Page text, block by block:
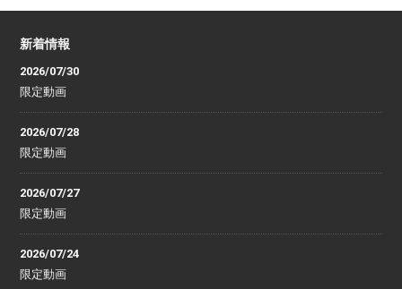
新着情報
2026/07/30
限定動画
2026/07/28
限定動画
2026/07/27
限定動画
2026/07/24
限定動画